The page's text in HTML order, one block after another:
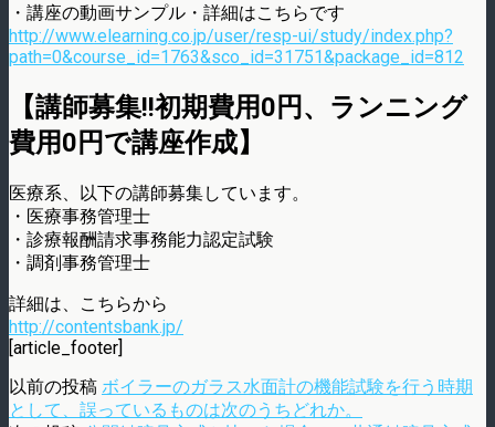
・講座の動画サンプル・詳細はこちらです
http://www.elearning.co.jp/user/resp-ui/study/index.php?
path=0&course_id=1763&sco_id=31751&package_id=812
【講師募集!!初期費用0円、ランニング
費用0円で講座作成】
医療系、以下の講師募集しています。
・医療事務管理士
・診療報酬請求事務能力認定試験
・調剤事務管理士
詳細は、こちらから
http://contentsbank.jp/
[article_footer]
以前の投稿 ボイラーのガラス水面計の機能試験を行う時期
として、誤っているものは次のうちどれか。